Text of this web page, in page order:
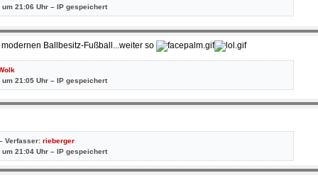
21:06 Uhr – IP gespeichert
Ballbesitz-Fußball...weiter so
21:05 Uhr – IP gespeichert
Verfasser: rieberger
21:04 Uhr – IP gespeichert